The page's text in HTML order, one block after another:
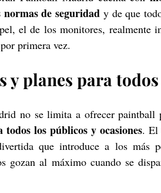
de seguridad y de que
el de los monitores, realmente
primera vez.
y planes para
no se limita a ofrecer paintball
todos los públicos y ocasiones. El
que introduce a los más
gozan al máximo cuando se